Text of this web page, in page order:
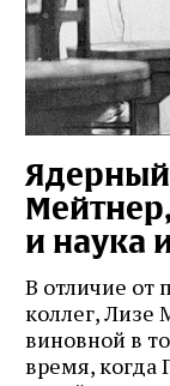
и наука
В отличие от
коллег, Лизе
виновной в
время, когда